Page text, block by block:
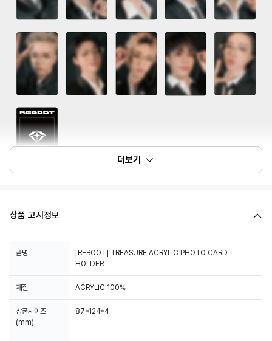
더보기
상품 고시정보
품명
[REBOOT] TREASURE ACRYLIC PHOTO CARD
HOLDER
재질 ACRYLIC 100%
상품사이즈
(mm)
87*124*4